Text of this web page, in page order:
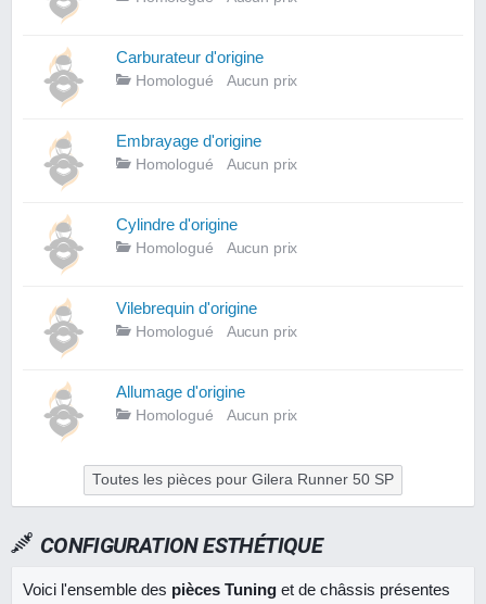
Carburateur d'origine
Homologué Aucun prix
Embrayage d'origine
Homologué Aucun prix
Cylindre d'origine
Homologué Aucun prix
Vilebrequin d'origine
Homologué Aucun prix
Allumage d'origine
Homologué Aucun prix
Toutes les pièces pour Gilera Runner 50 SP
CONFIGURATION ESTHÉTIQUE
Voici l'ensemble des pièces Tuning et de châssis présentes